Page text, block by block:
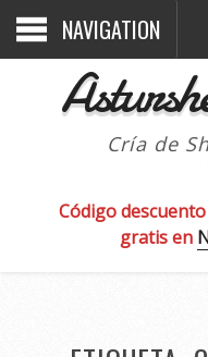
NAVIGATION
Cría de
Código
gratis en